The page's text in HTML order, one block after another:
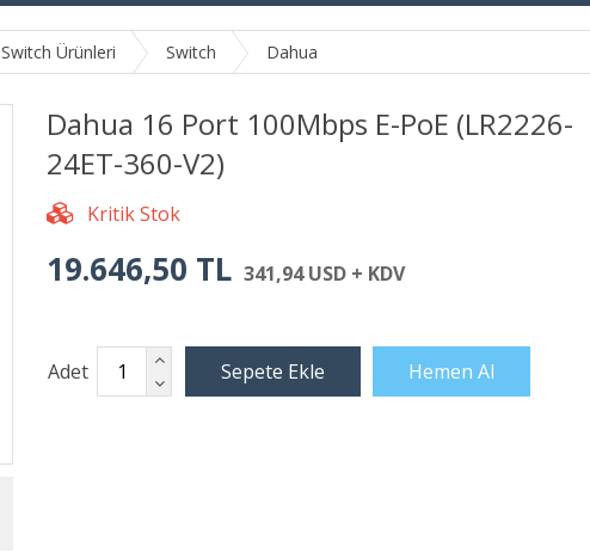
Switch Ürünleri Switch Dahua
Dahua 16 Port 100Mbps E-PoE (LR2226-
24ET-360-V2)
19.646,50 TL 341,94 USD + KDV
Adet